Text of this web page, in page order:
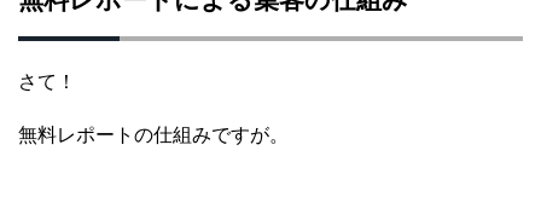
さて！
無料レポートの仕組みですが。